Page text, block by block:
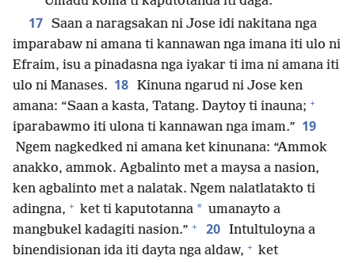
17 Saan a naragsakan ni Jose idi nakitana nga
imparabaw ni amana ti kannawan nga imana iti ulo ni
Efraim, isu a pinadasna nga iyakar ti ima ni amana iti
ulo ni Manases. 18 Kinuna ngarud ni Jose ken
amana: “Saan a kasta, Tatang. Daytoy ti inauna; +
iparabawmo iti ulona ti kannawan nga imam.” 19
Ngem nagkedked ni amana ket kinunana: “Ammok
anakko, ammok. Agbalinto met a maysa a nasion,
ken agbalinto met a nalatak. Ngem nalatlatakto ti
adingna, + ket ti kaputotanna * umanayto a
mangbukel kadagiti nasion.” + 20 Intultuloyna a
binendisionan ida iti dayta nga aldaw, + ket